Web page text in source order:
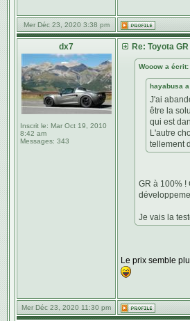
Mer Déc 23, 2020 3:38 pm
dx7
Inscrit le: Mar Oct 19, 2010
8:42 am
Messages: 343
Re: Toyota
Wooow a écrit:
hayabusa
J'ai
être la
qui est
L'autre
tellement
GR à 100% !
Je vais la
Le prix semble
Mer Déc 23, 2020 11:30 pm